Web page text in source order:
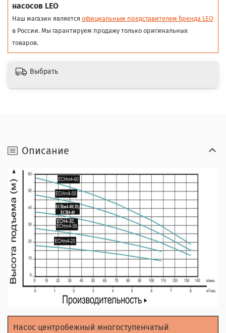
насосов LEO
Наш магазин является официальным представителем бренда LEO
в России. Мы гарантируем продажу только оригинальных
товаров.
Выбрать
Описание
Насос центробежный многоступенчатый